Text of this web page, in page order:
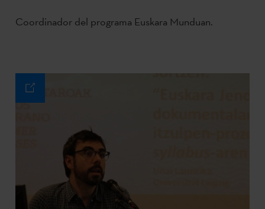
Coordinador del programa Euskara Munduan.